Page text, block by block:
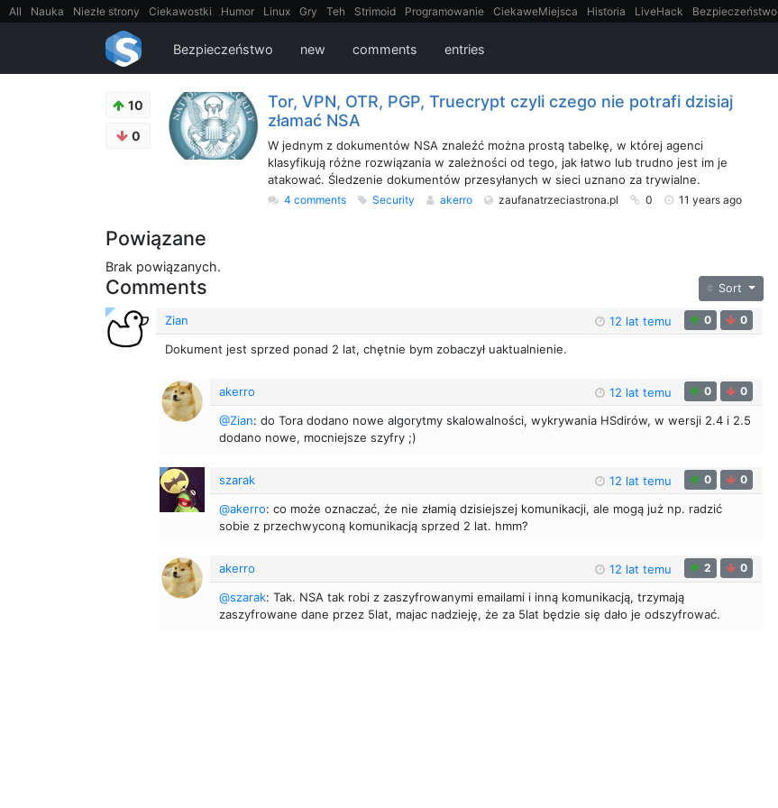
All Nauka Niezłe strony Ciekawostki Humor Linux Gry Teh Strimoid Programowanie CiekaweMiejsca Historia LiveHack Bezpieczeństwo
FilmyDokumentalne
Bezpieczeństwo new comments entries
10
0
Tor, VPN, OTR, PGP, Truecrypt czyli czego nie potrafi dzisiaj
złamać NSA
W jednym z dokumentów NSA znaleźć można prostą tabelkę, w której agenci
klasyfikują różne rozwiązania w zależności od tego, jak łatwo lub trudno jest im je
atakować. Śledzenie dokumentów przesyłanych w sieci uznano za trywialne.
4 comments Security akerro zaufanatrzeciastrona.pl 0 11 years ago
Powiązane
Brak powiązanych.
Comments Sort
Zian 12 lat temu 0 0
Dokument jest sprzed ponad 2 lat, chętnie bym zobaczył uaktualnienie.
akerro 12 lat temu 0 0
@Zian: do Tora dodano nowe algorytmy skalowalności, wykrywania HSdirów, w wersji 2.4 i 2.5
dodano nowe, mocniejsze szyfry ;)
szarak 12 lat temu 0 0
@akerro: co może oznaczać, że nie złamią dzisiejszej komunikacji, ale mogą już np. radzić
sobie z przechwyconą komunikacją sprzed 2 lat. hmm?
akerro 12 lat temu 2 0
@szarak: Tak. NSA tak robi z zaszyfrowanymi emailami i inną komunikacją, trzymają
zaszyfrowane dane przez 5lat, majac nadzieję, że za 5lat będzie się dało je odszyfrować.